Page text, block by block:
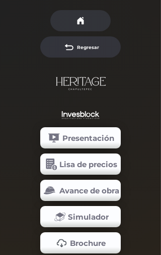
Regresar
Presentación
Lisa de precios
Avance de obra
Simulador
Brochure